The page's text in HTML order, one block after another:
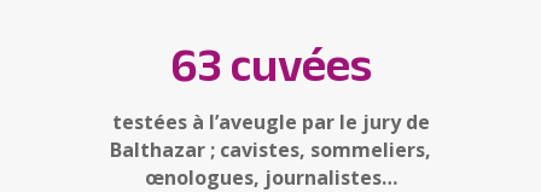
63 cuvées
testées à l’aveugle par le jury de
Balthazar ; cavistes, sommeliers,
œnologues, journalistes…